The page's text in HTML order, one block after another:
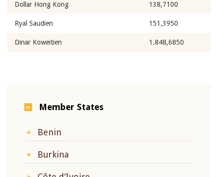
Dollar Hong Kong 138,7100
Ryal Saudien 151,3950
Dinar Koweitien 1.848,6850
Member States
Benin
Burkina